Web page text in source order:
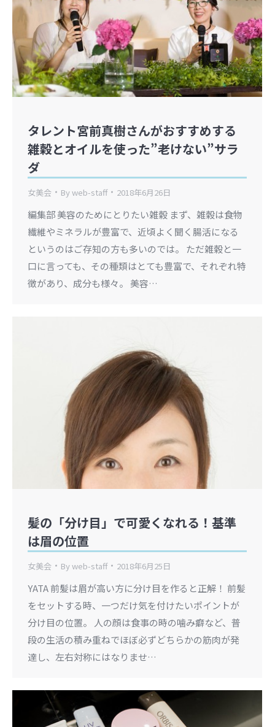
タレント宮前真樹さんがおすすめする
雑穀とオイルを使った”老けない”サラ
ダ
女美会 Byweb-staff 2018年6月26日
編集部 美容のためにとりたい雑穀 まず、雑穀は食物
繊維やミネラルが豊富で、近頃よく聞く腸活になる
というのはご存知の方も多いのでは。 ただ雑穀と一
口に言っても、その種類はとても豊富で、それぞれ特
徴があり、成分も様々。 美容…
髪の「分け目」で可愛くなれる！基準
は眉の位置
女美会 Byweb-staff 2018年6月25日
YATA 前髪は眉が高い方に分け目を作ると正解！ 前髪
をセットする時、一つだけ気を付けたいポイントが
分け目の位置。 人の顔は食事の時の噛み癖など、普
段の生活の積み重ねでほぼ必ずどちらかの筋肉が発
達し、左右対称にはなりませ…